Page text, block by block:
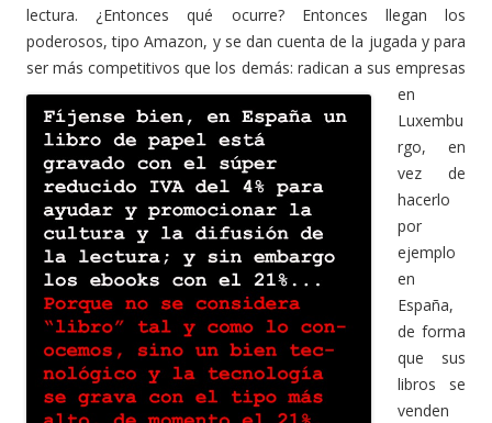
lectura. ¿Entonces qué ocurre? Entonces llegan los
poderosos, tipo Amazon, y se dan cuenta de la jugada y para
ser más competitivos que los demás: radican a sus empresas
en
Luxembu
rgo, en
vez de
hacerlo
por
ejemplo
en
España,
de forma
que sus
libros se
venden